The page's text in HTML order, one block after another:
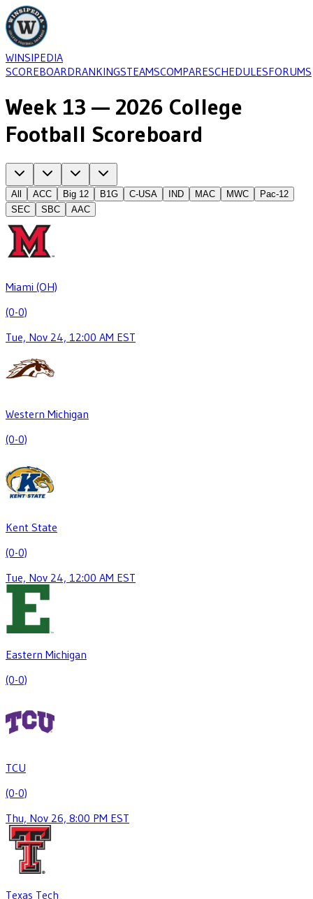
WINSIPEDIA
SCOREBOARDRANKINGSTEAMSCOMPARESCHEDULESFORUMS
Week 13 — 2026 College
Football Scoreboard
All ACC Big 12 B1G C-USA IND MAC MWC
Pac-12
SEC
SBC AAC
Miami (OH)
(0-0)
Tue, Nov 24, 12:00 AM EST
Western Michigan
(0-0)
Kent State
(0-0)
Tue, Nov 24, 12:00 AM EST
Eastern Michigan
(0-0)
TCU
(0-0)
Thu, Nov 26, 8:00 PM EST
Texas Tech